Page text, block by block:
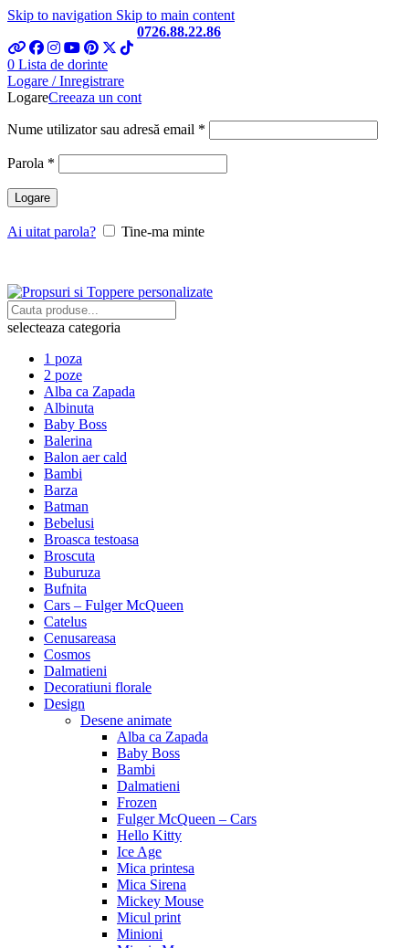
Skip to navigation Skip to main content
0726.88.22.86
0 Lista de dorinte
Logare / Inregistrare
LogareCreeaza un cont
Nume utilizator sau adresă email *
Parola *
Logare
Ai uitat parola? Tine-ma minte
selecteaza categoria
1 poza
2 poze
Alba ca Zapada
Albinuta
Baby Boss
Balerina
Balon aer cald
Bambi
Barza
Batman
Bebelusi
Broasca testoasa
Broscuta
Buburuza
Bufnita
Cars – Fulger McQueen
Catelus
Cenusareasa
Cosmos
Dalmatieni
Decoratiuni florale
Design
Desene animate
Alba ca Zapada
Baby Boss
Bambi
Dalmatieni
Frozen
Fulger McQueen – Cars
Hello Kitty
Ice Age
Mica printesa
Mica Sirena
Mickey Mouse
Micul print
Minioni